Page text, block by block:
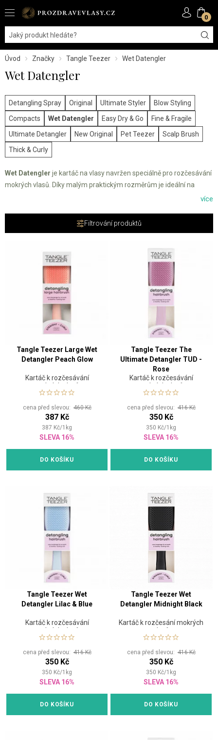
0
Úvod Značky Tangle Teezer Wet Datengler
Wet Datengler
Detangling Spray Original Ultimate Styler
Blow Styling
Compacts
Wet Datengler Easy Dry & Go
Fine & Fragile
Ultimate Detangler
New Original Pet Teezer
Scalp Brush
Thick & Curly
Wet Datengler je kartáč na vlasy navržen speciálně pro rozčesávání
mokrých vlasů. Díky malým praktickým rozměrům je ideální na
cestování nebo pro děti. Snadno rozčeše i suché vlasy a dodává jim
více
Filtrování produktů
Tangle Teezer Large Wet
Detangler Peach Glow
Kartáč k rozčesávání
mokrých vlasů
cena před slevou:460 Kč
387 Kč
387 Kč/1 kg
SLEVA 16%
DO KOŠÍKU
Tangle Teezer The
Ultimate Detangler TUD -
Rose
Kartáč k rozčesávání
mokrých vlasů
cena před slevou:416 Kč
350 Kč
350 Kč/1 kg
SLEVA 16%
DO KOŠÍKU
Tangle Teezer Wet
Detangler Lilac & Blue
Kartáč k rozčesávání
mokrých vlasů
cena před slevou:416 Kč
350 Kč
350 Kč/1 kg
SLEVA 16%
DO KOŠÍKU
Tangle Teezer Wet
Detangler Midnight Black
Kartáč k rozčesání mokrých
vlasů
cena před slevou:416 Kč
350 Kč
350 Kč/1 kg
SLEVA 16%
DO KOŠÍKU